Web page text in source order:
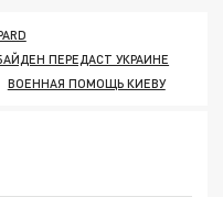
ПЕРЕДАСТ УКРАИНЕ
ВОЕННАЯ ПОМОЩЬ КИЕВУ